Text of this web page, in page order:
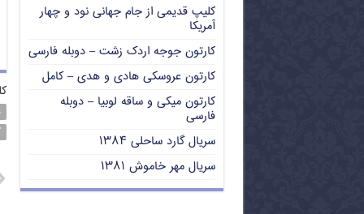
کلیپ قدیمی از جام جهانی نود و چهار
آمریکا
کارتون جوجه اردک زشت – دوبله فارسی
کارتون عروسکی هادی و هدی – کامل
کارتون میکی و ساقه لوبیا – دوبله
فارسی
سریال گارد ساحلی ۱۳۸۴
سریال مهر خاموش ۱۳۸۱